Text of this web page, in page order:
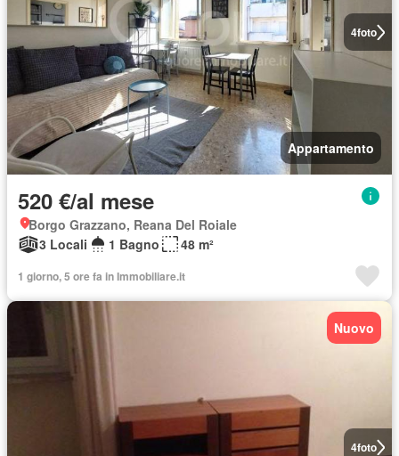
4foto
Appartamento
520 €/al mese
Borgo Grazzano, Reana Del Roiale
3 Locali
1 Bagno 48 m²
1 giorno, 5 ore fa in Immobiliare.it
4foto
Nuovo